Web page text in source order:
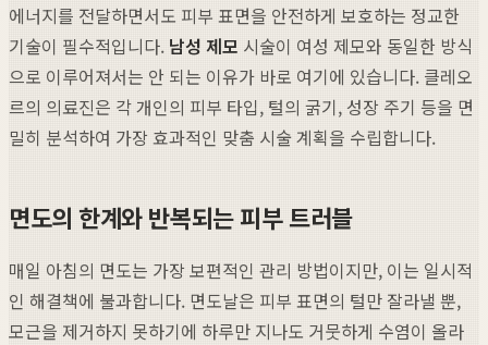
에너지를 전달하면서도 피부 표면을 안전하게 보호하는 정교한
기술이 필수적입니다. 남성 제모 시술이 여성 제모와 동일한 방식
으로 이루어져서는 안 되는 이유가 바로 여기에 있습니다. 클레오
르의 의료진은 각 개인의 피부 타입, 털의 굵기, 성장 주기 등을 면
밀히 분석하여 가장 효과적인 맞춤 시술 계획을 수립합니다.
면도의 한계와 반복되는 피부 트러블
매일 아침의 면도는 가장 보편적인 관리 방법이지만, 이는 일시적
인 해결책에 불과합니다. 면도날은 피부 표면의 털만 잘라낼 뿐,
모근을 제거하지 못하기에 하루만 지나도 거뭇하게 수염이 올라